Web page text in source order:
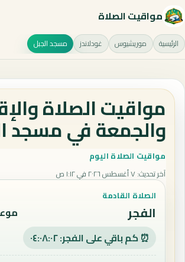
مواقيت الصلاة
الرئيسية موريشيوس غودلاندز مسجد الجبل
مواقيت الصلاة
والجمعة في مسجد
مواقيت الصلاة اليوم
آخر تحديث:٧ أغسطس ٢٠٢٦ في ١:١٢ ص
الصلاة القادمة
الفجر
⏰ كم باقي على الفجر: ٠٤:٠٨:٠٢